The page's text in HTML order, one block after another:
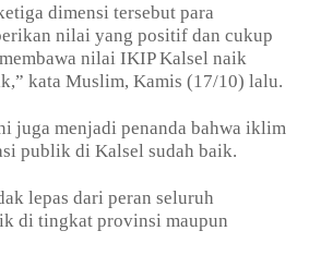
dimensi tersebut para
nilai yang positif dan cukup
nilai IKIP Kalsel naik
kata Muslim, Kamis (17/10) lalu.
juga menjadi penanda bahwa iklim
publik di Kalsel sudah baik.
lepas dari peran seluruh
di tingkat provinsi maupun